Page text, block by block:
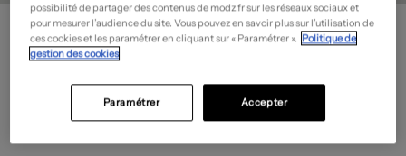
SELECTED
Chemisier- Outlet
70,00€ -60%
possibilité de partager des contenus de modz.fr sur les réseaux sociaux et
pour mesurer l’audience du site. Vous pouvez en savoir plus sur l’utilisation de
ces cookies et les paramétrer en cliquant sur « Paramétrer ». Politique de
gestion des cookies
Accepter
Paramétrer